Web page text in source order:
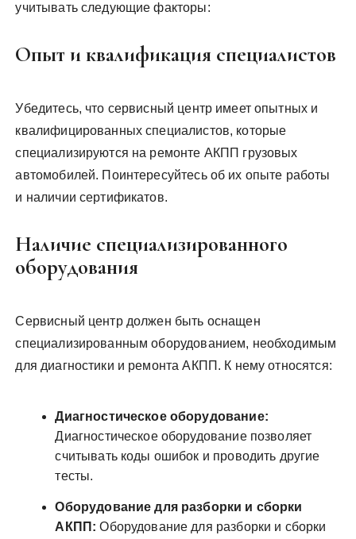
учитывать следующие факторы:
Опыт и квалификация специалистов
Убедитесь, что сервисный центр имеет опытных и
квалифицированных специалистов, которые
специализируются на ремонте АКПП грузовых
автомобилей. Поинтересуйтесь об их опыте работы
и наличии сертификатов.
Наличие специализированного
оборудования
Сервисный центр должен быть оснащен
специализированным оборудованием, необходимым
для диагностики и ремонта АКПП. К нему относятся:
Диагностическое оборудование:
Диагностическое оборудование позволяет
считывать коды ошибок и проводить другие
тесты.
Оборудование для разборки и сборки
АКПП: Оборудование для разборки и сборки